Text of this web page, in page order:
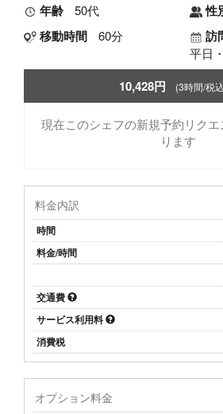
年齢 50代 性
移動時間 60分 訪
平日
10,428円 (3時間/税
現在このシェフの新規予約リク
ります
料金内訳
時間
料金/時間
交通費
サービス利用料
消費税
オプション料金